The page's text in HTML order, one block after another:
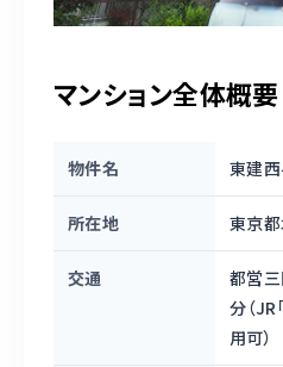
マンション全体概要
物件名 東建西
所在地 東京
交通
都営三
分（JR
用可）